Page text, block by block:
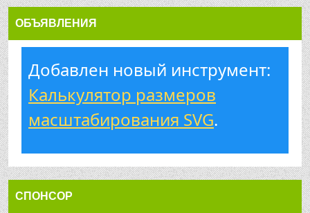
ОБЪЯВЛЕНИЯ
Добавлен новый инструмент:
Калькулятор размеров
масштабирования SVG.
СПОНСОР